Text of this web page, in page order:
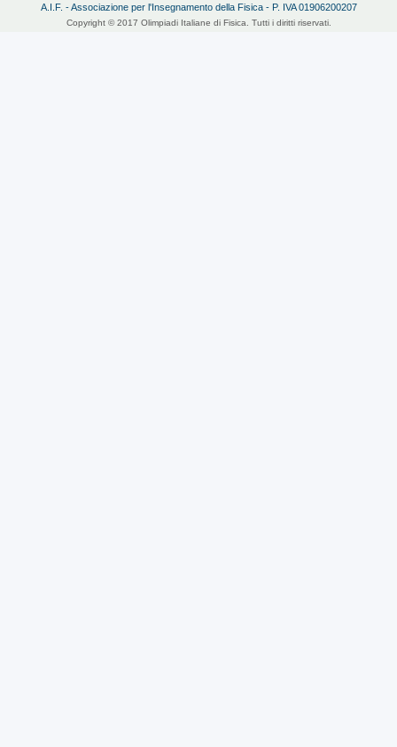
A.I.F. - Associazione per l'Insegnamento della Fisica - P. IVA 01906200207
Copyright © 2017 Olimpiadi Italiane di Fisica. Tutti i diritti riservati.